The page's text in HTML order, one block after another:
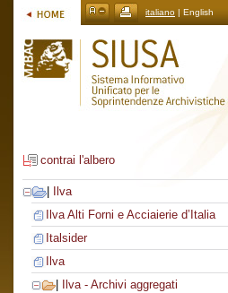
italiano | English
contrai l'albero
Ilva
Ilva Alti Forni e Acciaierie d’Italia
Italsider
Ilva
Ilva - Archivi aggregati